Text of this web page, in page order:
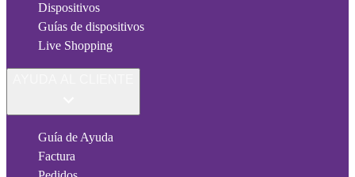
Dispositivos
Guías de dispositivos
Live Shopping
Guía de Ayuda
Factura